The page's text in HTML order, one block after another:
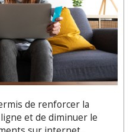
de renforcer la
et de diminuer le